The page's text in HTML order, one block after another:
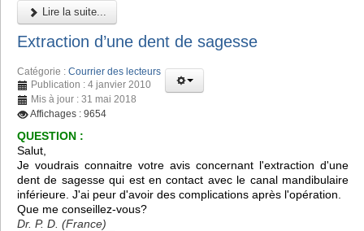
Lire la suite...
Extraction d’une dent de sagesse
Catégorie : Courrier des lecteurs
Publication : 4 janvier 2010
Mis à jour : 31 mai 2018
Affichages : 9654
QUESTION :
Salut,
Je voudrais connaitre votre avis concernant l'extraction d'une
dent de sagesse qui est en contact avec le canal mandibulaire
inférieure. J'ai peur d'avoir des complications après l'opération.
Que me conseillez-vous?
Dr. P. D. (France)